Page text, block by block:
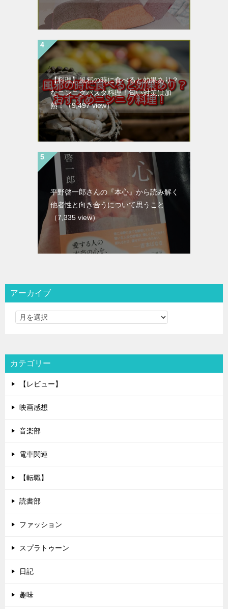
【料理】風邪の時に食べると効果あり？
なニンニクパスタ料理！匂い対策は加
熱！（9,497 view）
平野啓一郎さんの『本心』から読み解く
他者性と向き合うについて思うこと
（7,335 view）
アーカイブ
カテゴリー
【レビュー】
映画感想
音楽部
電車関連
【転職】
読書部
ファッション
スプラトゥーン
日記
趣味